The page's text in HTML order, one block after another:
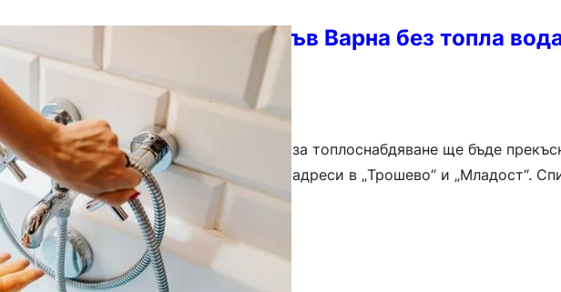
Ремонт оставя квартали във Варна без топла
дни
Общество– 27.07.2026
Заради технически работи по мрежата за топлоснабдяване ще бъде
подаването на топла вода към отделни адреси в „Трошево“ и „Младост“.
насрочено за периода от 6:00 ч. на…